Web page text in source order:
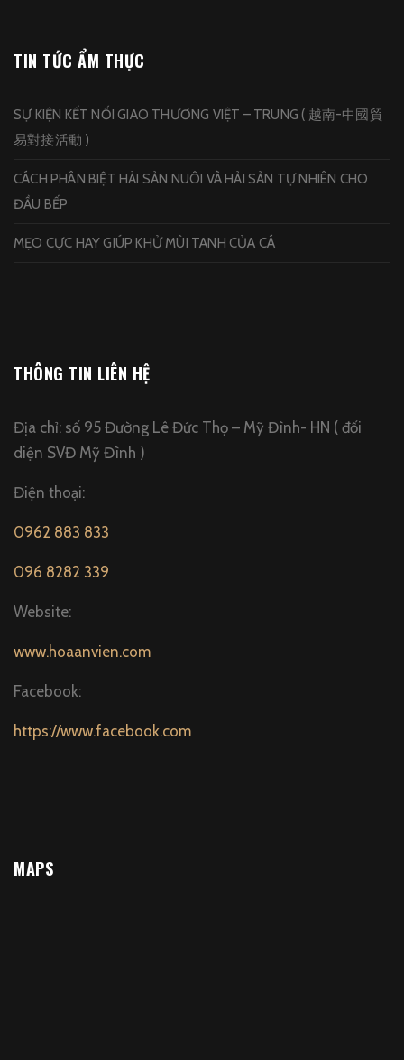
TIN TỨC ẨM THỰC
SỰ KIỆN KẾT NỐI GIAO THƯƠNG VIỆT – TRUNG ( 越南-中國貿
易對接活動 )
CÁCH PHÂN BIỆT HẢI SẢN NUÔI VÀ HẢI SẢN TỰ NHIÊN CHO
ĐẦU BẾP
MẸO CỰC HAY GIÚP KHỬ MÙI TANH CỦA CÁ
THÔNG TIN LIÊN HỆ
Địa chỉ: số 95 Đường Lê Đức Thọ – Mỹ Đình- HN ( đối
diện SVĐ Mỹ Đình )
Điện thoại:
0962 883 833
096 8282 339
Website:
www.hoaanvien.com
Facebook:
https://www.facebook.com
MAPS